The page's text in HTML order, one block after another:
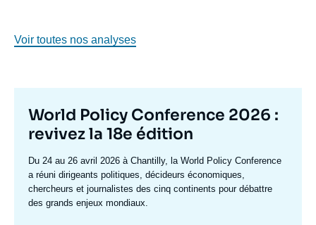
Voir toutes nos analyses
Titre
mis
en
avant
World Policy Conference 2026 :
revivez la 18e édition
Texte
accroche
Du 24 au 26 avril 2026 à Chantilly, la World Policy Conference
a réuni dirigeants politiques, décideurs économiques,
chercheurs et journalistes des cinq continents pour débattre
des grands enjeux mondiaux.